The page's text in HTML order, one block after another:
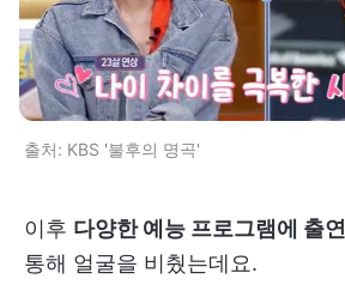
출처: KBS '불후의 명곡'
이후 다양한 예능 프로그램에 출연
통해 얼굴을 비췄는데요.